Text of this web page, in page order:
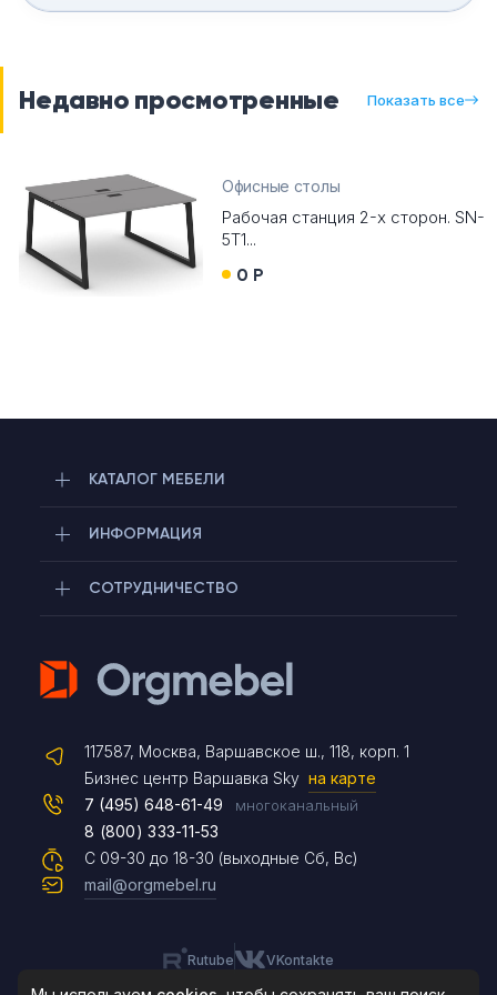
Недавно просмотренные Показать все
Офисные столы
Рабочая станция 2-х сторон. SN-
5T1...
0 Р
КАТАЛОГ МЕБЕЛИ
ИНФОРМАЦИЯ
СОТРУДНИЧЕСТВО
117587, Москва, Варшавское ш., 118, корп. 1
Бизнес центр Варшавка Sky на карте
С 09-30 до 18-30 (выходные Сб, Вс)
7 (495) 648-61-49 многоканальный
8 (800) 333-11-53
mail@orgmebel.ru
Rutube VKontakte
Telegram
Max
Чат на сайте
8 (495) 183-47-87